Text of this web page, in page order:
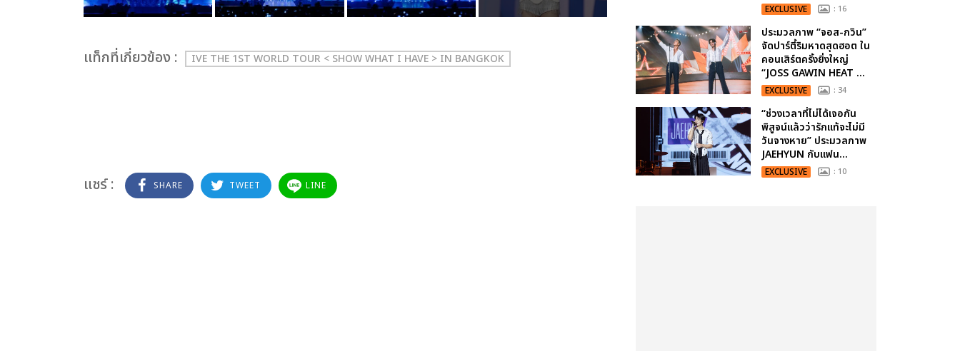
เเท็กที่เกี่ยวข้อง : IVE THE 1ST WORLD TOUR < SHOW WHAT I HAVE > IN BANGKOK
แชร์ : SHARE TWEET LINE
EXCLUSIVE : 16
ประมวลภาพ “จอส-กวิน”
จัดปาร์ตี้ริมหาดสุดฮอต ใน
คอนเสิร์ตครั้งยิ่งใหญ่
“JOSS GAWIN HEAT ...
EXCLUSIVE : 34
“ช่วงเวลาที่ไม่ได้เจอกัน
พิสูจน์แล้วว่ารักแท้จะไม่มี
วันจางหาย” ประมวลภาพ
JAEHYUN กับแฟน...
EXCLUSIVE : 10